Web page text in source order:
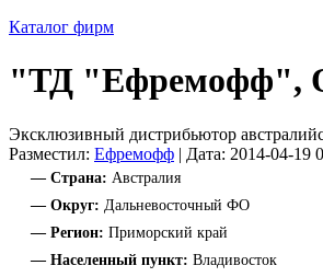
Каталог фирм
"ТД "Ефремофф",
Эксклюзивный дистрибьютор
Разместил: Ефремофф | Дата: 2014-04-19
— Страна: Австралия
— Округ: Дальневосточный ФО
— Регион: Приморский край
— Населенный пункт: Владивосток